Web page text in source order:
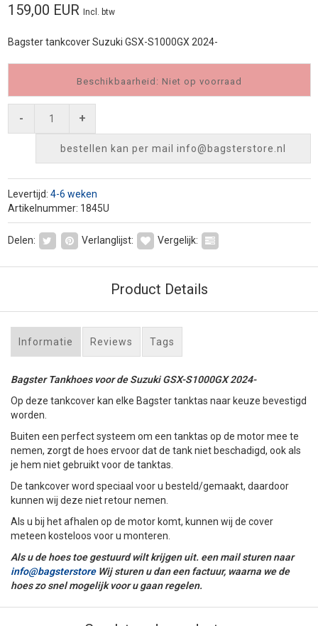
159,00 EUR Incl. btw
Bagster tankcover Suzuki GSX-S1000GX 2024-
Beschikbaarheid: Niet op voorraad
- +
bestellen kan per mail info@bagsterstore.nl
Levertijd: 4-6 weken
Artikelnummer: 1845U
Delen: Verlanglijst: Vergelijk:
Product Details
Informatie Reviews Tags
Bagster Tankhoes voor de Suzuki GSX-S1000GX 2024-
Op deze tankcover kan elke Bagster tanktas naar keuze bevestigd
worden.
Buiten een perfect systeem om een tanktas op de motor mee te
nemen, zorgt de hoes ervoor dat de tank niet beschadigd, ook als
je hem niet gebruikt voor de tanktas.
De tankcover word speciaal voor u besteld/gemaakt, daardoor
kunnen wij deze niet retour nemen.
Als u bij het afhalen op de motor komt, kunnen wij de cover
meteen kosteloos voor u monteren.
Als u de hoes toe gestuurd wilt krijgen uit. een mail sturen naar
info@bagsterstoreWij sturen u dan een factuur, waarna we de
hoes zo snel mogelijk voor u gaan regelen.